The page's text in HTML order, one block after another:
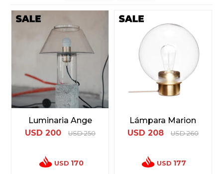
Luminaria Ange
USD 200 USD 250
USD 170
Lámpara Marion
USD 208 USD 260
USD 177